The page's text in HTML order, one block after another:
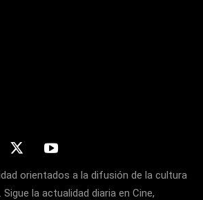
orientados a la difusión de la cultura
la actualidad diaria en Cine,